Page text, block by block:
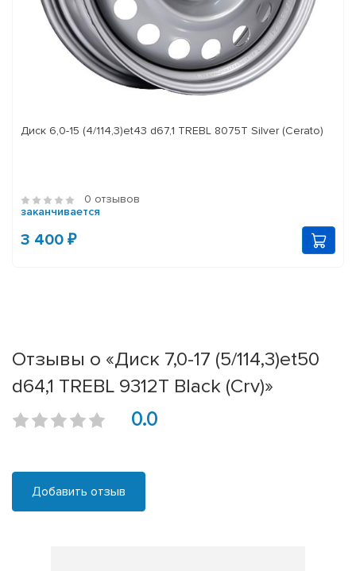
Диск 6,0-15 (4/114,3)et43 d67,1 TREBL 8075T Silver (Cerato)
0 отзывов
заканчивается
3 400 ₽
Отзывы о «Диск 7,0-17 (5/114,3)et50
d64,1 TREBL 9312T Black (Crv)»
0.0
Добавить отзыв